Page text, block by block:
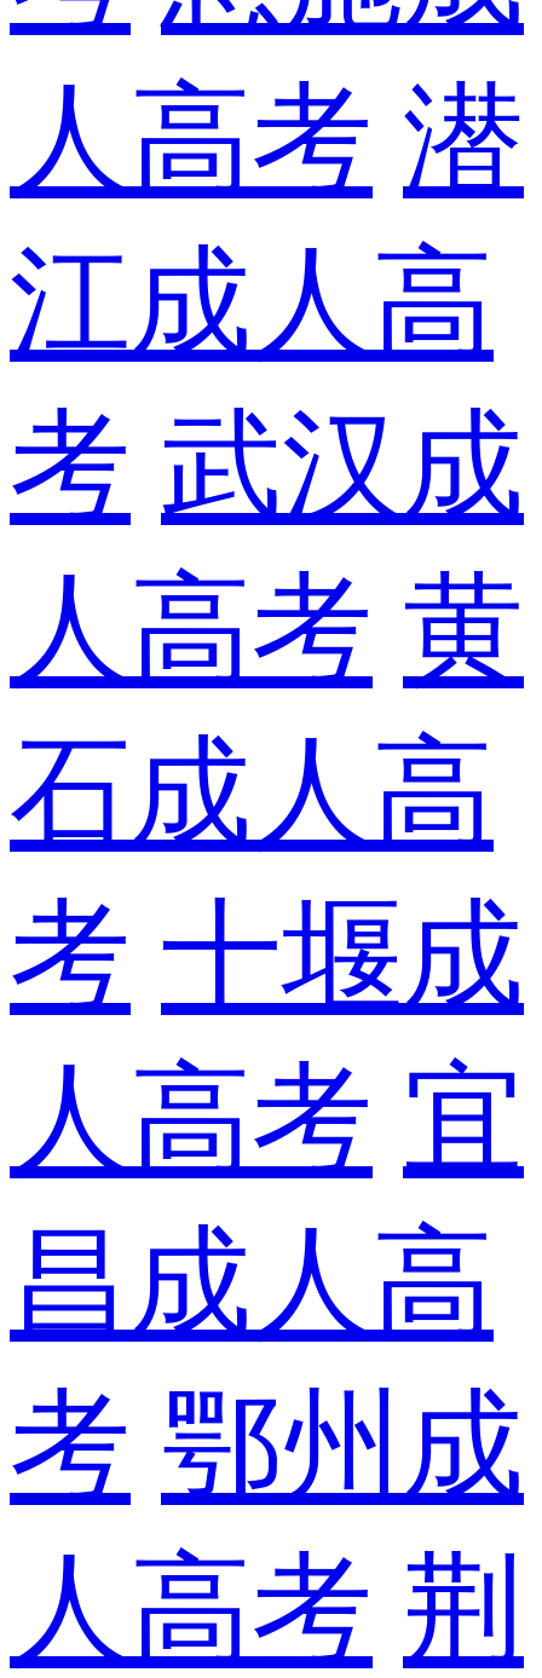
人高考 潜
江成人高
考 武汉成
人高考 黄
石成人高
考 十堰成
人高考 宜
昌成人高
考 鄂州成
人高考 荆